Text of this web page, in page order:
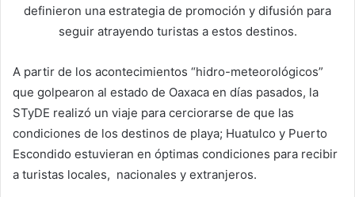
definieron una estrategia de promoción y difusión para
seguir atrayendo turistas a estos destinos.
A partir de los acontecimientos “hidro-meteorológicos”
que golpearon al estado de Oaxaca en días pasados, la
STyDE realizó un viaje para cerciorarse de que las
condiciones de los destinos de playa; Huatulco y Puerto
Escondido estuvieran en óptimas condiciones para recibir
a turistas locales, nacionales y extranjeros.